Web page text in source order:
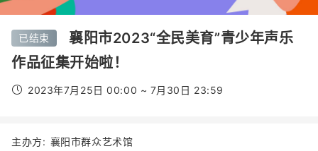
已结束
襄阳市2023“全民美育”青少年声乐
作品征集开始啦！
2023年7月25日 00:00 ~ 7月30日 23:59
主办方: 襄阳市群众艺术馆